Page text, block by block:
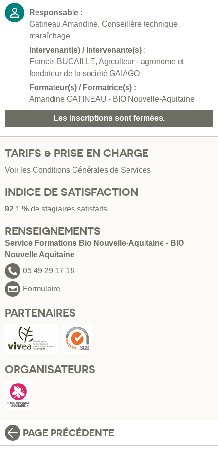
Responsable :
Gatineau Amandine, Conseillère technique
maraîchage
Intervenant(s) / Intervenante(s) :
Francis BUCAILLE, Agrculteur - agronome et
fondateur de la société GAIAGO
Formateur(s) / Formatrice(s) :
Amandine GATINEAU - BIO Nouvelle-Aquitaine
Les inscriptions sont fermées.
TARIFS & PRISE EN CHARGE
Voir les Conditions Générales de Services
INDICE DE SATISFACTION
92.1 % de stagiaires satisfaits
RENSEIGNEMENTS
Service Formations Bio Nouvelle-Aquitaine - BIO
Nouvelle Aquitaine
05 49 29 17 18
Formulaire
PARTENAIRES
ORGANISATEURS
PAGE PRÉCÉDENTE